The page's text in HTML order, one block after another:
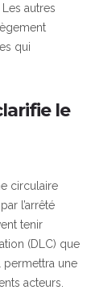
autres
qui
le
circulaire
l’arrêté
tenir
(DLC) que
permettra une
acteurs.